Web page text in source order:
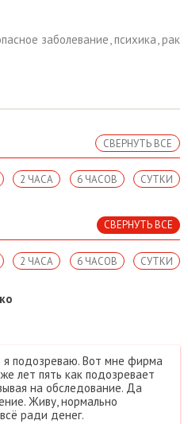
заболевание,психика,рак
СВЕРНУТЬ ВСЕ
СУТКИ
6 ЧАСОВ
2 ЧАСА
СВЕРНУТЬ ВСЕ
СУТКИ
6 ЧАСОВ
2 ЧАСА
подозреваю. Вот мне фирма
лет пять как подозревает
на обследование. Да
Живу, нормально
ради денег.